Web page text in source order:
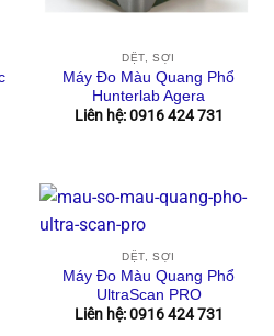
DỆT, SỢI
Máy Đo Màu Quang Phổ
Hunterlab Agera
Liên hệ: 0916 424 731
DỆT, SỢI
Máy Đo Màu Quang Phổ
UltraScan PRO
Liên hệ: 0916 424 731